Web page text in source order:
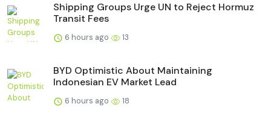
Shipping Groups Urge UN to Reject Hormuz
Transit Fees
6 hours ago 13
BYD Optimistic About Maintaining
Indonesian EV Market Lead
6 hours ago 18